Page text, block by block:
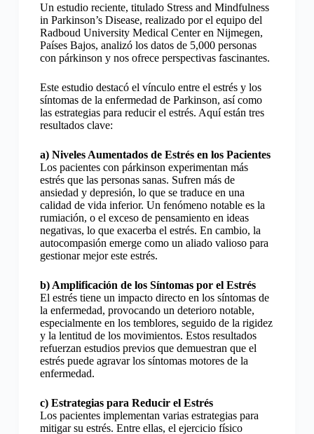
Un estudio reciente, titulado Stress and Mindfulness
in Parkinson’s Disease, realizado por el equipo del
Radboud University Medical Center en Nijmegen,
Países Bajos, analizó los datos de 5,000 personas
con párkinson y nos ofrece perspectivas fascinantes.
Este estudio destacó el vínculo entre el estrés y los
síntomas de la enfermedad de Parkinson, así como
las estrategias para reducir el estrés. Aquí están tres
resultados clave:
a) Niveles Aumentados de Estrés en los Pacientes
Los pacientes con párkinson experimentan más
estrés que las personas sanas. Sufren más de
ansiedad y depresión, lo que se traduce en una
calidad de vida inferior. Un fenómeno notable es la
rumiación, o el exceso de pensamiento en ideas
negativas, lo que exacerba el estrés. En cambio, la
autocompasión emerge como un aliado valioso para
gestionar mejor este estrés.
b) Amplificación de los Síntomas por el Estrés
El estrés tiene un impacto directo en los síntomas de
la enfermedad, provocando un deterioro notable,
especialmente en los temblores, seguido de la rigidez
y la lentitud de los movimientos. Estos resultados
refuerzan estudios previos que demuestran que el
estrés puede agravar los síntomas motores de la
enfermedad.
c) Estrategias para Reducir el Estrés
Los pacientes implementan varias estrategias para
mitigar su estrés. Entre ellas, el ejercicio físico